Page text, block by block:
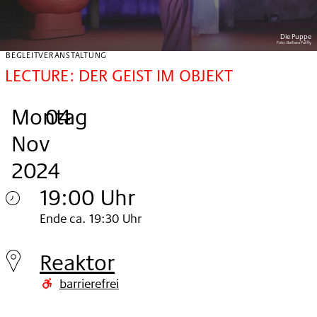
Die Puppe
Foto:Barbara Palffy
BEGLEITVERANSTALTUNG
LECTURE: DER GEIST IM OBJEKT
Montag
, 04
.
Nov
2024
.
19:00 Uhr
Montag
04.
Nov
Ende ca. 19:30 Uhr
Reaktor
barrierefrei